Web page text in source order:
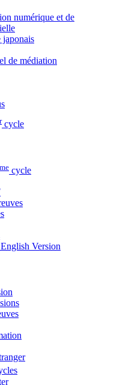
numérique et de
japonais
de médiation
cycle
cycle
Version